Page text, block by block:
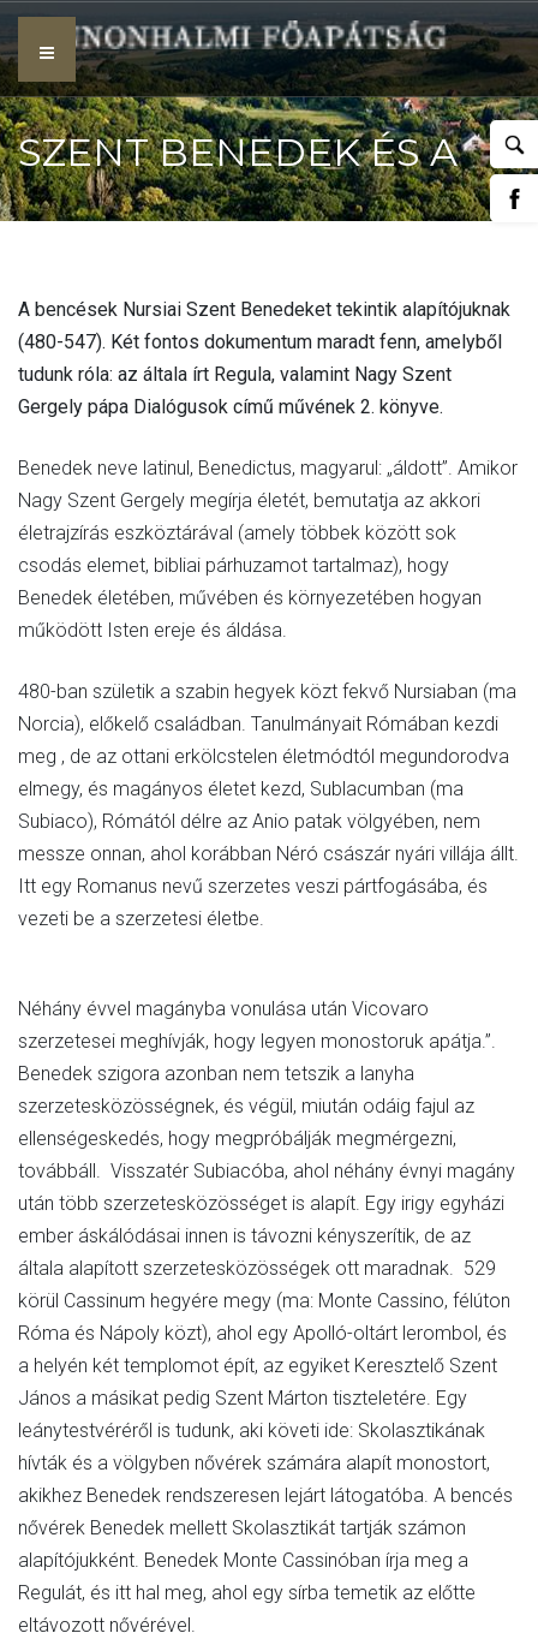
Skip
to
content
SZENT BENEDEK ÉS A
REGULA
A bencések Nursiai Szent Benedeket tekintik alapítójuknak
(480-547). Két fontos dokumentum maradt fenn, amelyből
tudunk róla: az általa írt Regula, valamint Nagy Szent
Gergely pápa Dialógusok című művének 2. könyve.
Benedek neve latinul, Benedictus, magyarul: „áldott”. Amikor
Nagy Szent Gergely megírja életét, bemutatja az akkori
életrajzírás eszköztárával (amely többek között sok
csodás elemet, bibliai párhuzamot tartalmaz), hogy
Benedek életében, művében és környezetében hogyan
működött Isten ereje és áldása.
480-ban születik a szabin hegyek közt fekvő Nursiaban (ma
Norcia), előkelő családban. Tanulmányait Rómában kezdi
meg , de az ottani erkölcstelen életmódtól megundorodva
elmegy, és magányos életet kezd, Sublacumban (ma
Subiaco), Rómától délre az Anio patak völgyében, nem
messze onnan, ahol korábban Néró császár nyári villája állt.
Itt egy Romanus nevű szerzetes veszi pártfogásába, és
vezeti be a szerzetesi életbe.
Néhány évvel magányba vonulása után Vicovaro
szerzetesei meghívják, hogy legyen monostoruk apátja.”.
Benedek szigora azonban nem tetszik a lanyha
szerzetesközösségnek, és végül, miután odáig fajul az
ellenségeskedés, hogy megpróbálják megmérgezni,
továbbáll. Visszatér Subiacóba, ahol néhány évnyi magány
után több szerzetesközösséget is alapít. Egy irigy egyházi
ember áskálódásai innen is távozni kényszerítik, de az
általa alapított szerzetesközösségek ott maradnak. 529
körül Cassinum hegyére megy (ma: Monte Cassino, félúton
Róma és Nápoly közt), ahol egy Apolló-oltárt lerombol, és
a helyén két templomot épít, az egyiket Keresztelő Szent
János a másikat pedig Szent Márton tiszteletére. Egy
leánytestvéréről is tudunk, aki követi ide: Skolasztikának
hívták és a völgyben nővérek számára alapít monostort,
akikhez Benedek rendszeresen lejárt látogatóba. A bencés
nővérek Benedek mellett Skolasztikát tartják számon
alapítójukként. Benedek Monte Cassinóban írja meg a
Regulát, és itt hal meg, ahol egy sírba temetik az előtte
eltávozott nővérével.